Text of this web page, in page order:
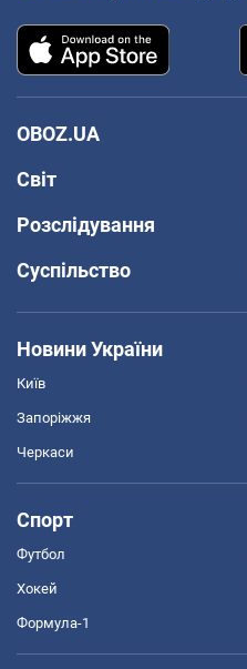
OBOZ.UA
Світ
Розслідування
Суспільство
Новини України
Київ
Запоріжжя
Черкаси
Спорт
Футбол
Хокей
Формула-1